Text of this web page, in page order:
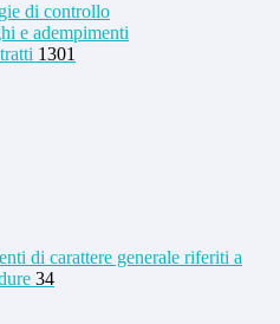
di controllo
e adempimenti
1301
di carattere generale riferiti a
34